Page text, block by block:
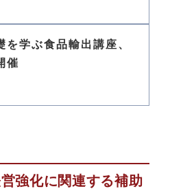
を学ぶ食品輸出講座、
催
強化に関連する補助